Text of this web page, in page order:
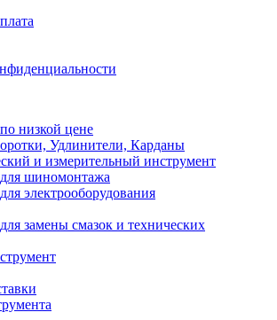
низкой цене
Удлинители, Карданы
и измерительный инструмент
шиномонтажа
электрооборудования
замены смазок и технических